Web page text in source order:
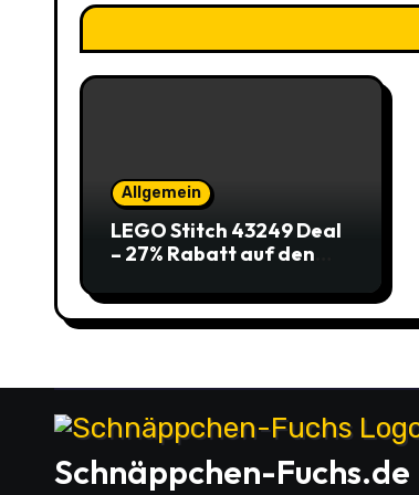
Allgemein
LEGO Stitch 43249 Deal
– 27% Rabatt auf den
Schnäppchen-Fuchs.de